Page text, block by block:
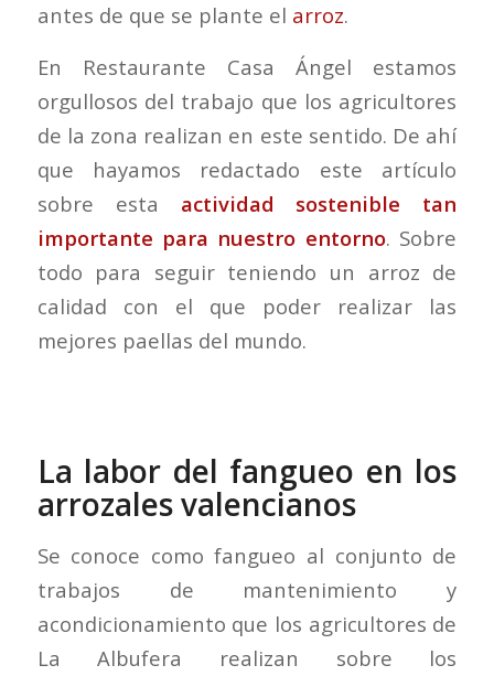
antes de que se plante el arroz.
En Restaurante Casa Ángel estamos
orgullosos del trabajo que los agricultores
de la zona realizan en este sentido. De ahí
que hayamos redactado este artículo
sobre esta actividad sostenible tan
importante para nuestro entorno. Sobre
todo para seguir teniendo un arroz de
calidad con el que poder realizar las
mejores paellas del mundo.
La labor del fangueo en los
arrozales valencianos
Se conoce como fangueo al conjunto de
trabajos de mantenimiento y
acondicionamiento que los agricultores de
La Albufera realizan sobre los